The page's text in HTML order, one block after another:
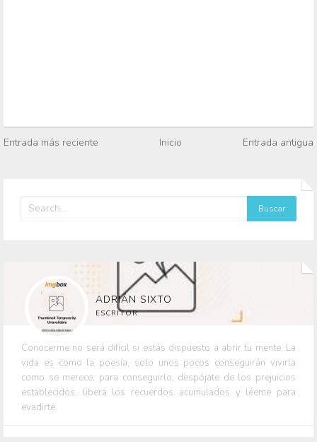
Entrada más reciente Inicio Entrada antigua
ADRIÁN SIXTO
ESCRITOR
Conocerme no será difícil si estás dispuesto a abrir tu mente. La
vida es como la poesía, solo unos pocos conseguirán vivirla
como se merece; para conseguirlo, despójate de los prejuicios
establecidos, libera los recuerdos acumulados y léeme para
evadirte.